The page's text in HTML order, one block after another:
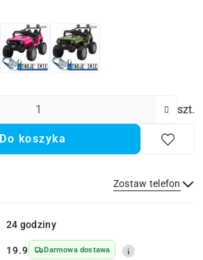
szt.
Do koszyka
Zostaw telefon
Wyślij
24 godziny
19.9 Darmowa dostawa